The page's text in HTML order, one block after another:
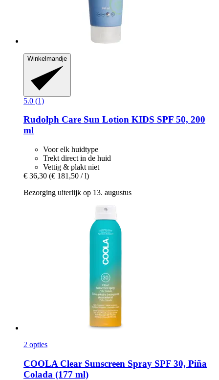
Winkelmandje
5.0 (1)
Rudolph Care Sun Lotion KIDS SPF 50, 200
ml
Voor elk huidtype
Trekt direct in de huid
Vettig & plakt niet
€ 36,30 (€ 181,50 / l)
Bezorging uiterlijk op 13. augustus
2 opties
COOLA Clear Sunscreen Spray SPF 30, Piña
Colada (177 ml)